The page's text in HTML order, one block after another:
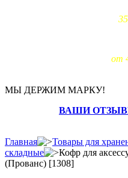
от
МЫ ДЕРЖИМ МАРКУ!
ВАШИ
Главная Товары для
складные
Кофр для
(Прованс) [1308]